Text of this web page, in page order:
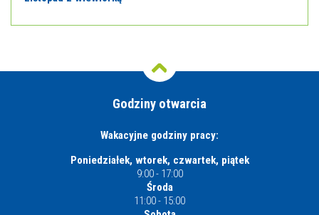
Godziny otwarcia
Wakacyjne godziny pracy:
Poniedziałek, wtorek, czwartek, piątek
9:00 - 17:00
Środa
11:00 - 15:00